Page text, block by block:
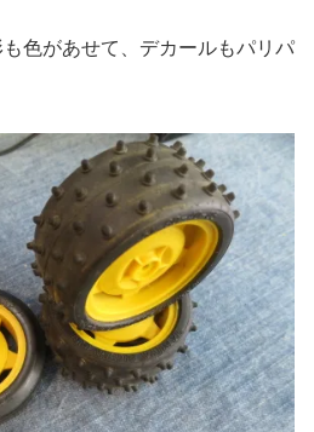
色があせて、デカールもパリパ